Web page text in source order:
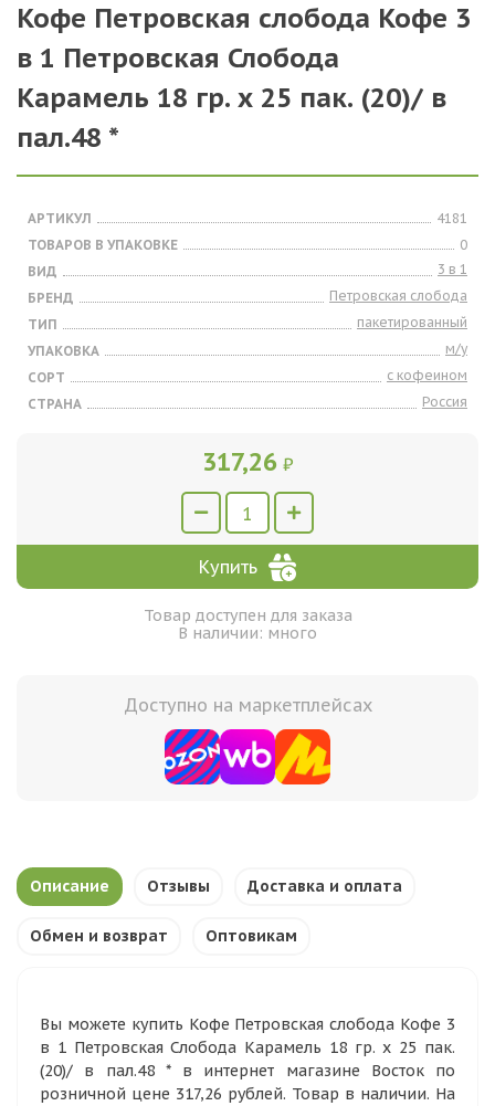
Кофе Петровская слобода Кофе 3
в 1 Петровская Слобода
Карамель 18 гр. х 25 пак. (20)/ в
пал.48 *
АРТИКУЛ
4181
ТОВАРОВ В УПАКОВКЕ
0
ВИД
3 в 1
БРЕНД
Петровская слобода
ТИП
пакетированный
УПАКОВКА
м/у
СОРТ
с кофеином
СТРАНА
Россия
317,26 ₽
Купить
Товар доступен для заказа
В наличии: много
Доступно на маркетплейсах
Описание Отзывы Доставка и оплата
Обмен и возврат Оптовикам
Вы можете купить Кофе Петровская слобода Кофе 3
в 1 Петровская Слобода Карамель 18 гр. х 25 пак.
(20)/ в пал.48 * в интернет магазине Восток по
розничной цене 317,26 рублей. Товар в наличии. На